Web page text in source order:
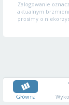
Zalogowanie
aktualnym
prosimy o
Główna